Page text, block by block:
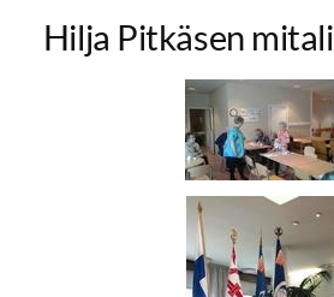
Hilja Pitkäsen mitali